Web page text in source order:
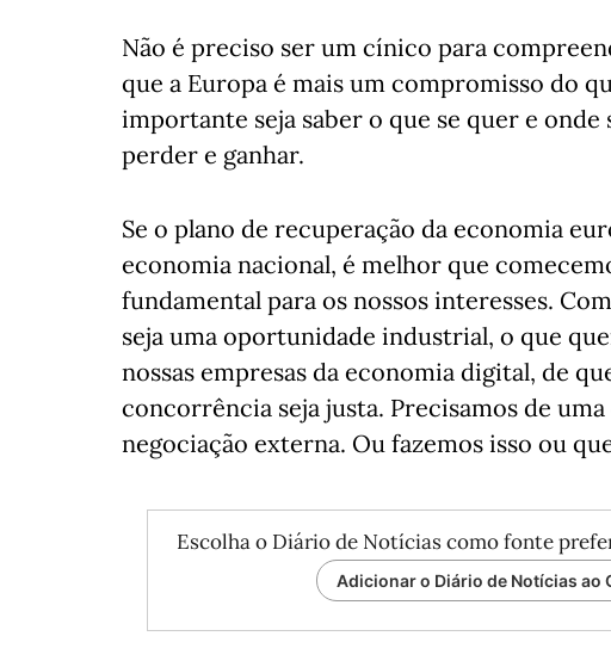
Não é preciso ser um cínico para
que a Europa é mais um compromisso do
importante seja saber o que se quer e onde
perder e ganhar.
Se o plano de recuperação da economia
economia nacional, é melhor que
fundamental para os nossos interesses.
seja uma oportunidade industrial, o que
nossas empresas da economia digital, de
concorrência seja justa. Precisamos de
negociação externa. Ou fazemos isso ou
Escolha o Diário de Notícias como fonte
Adicionar o Diário de Notícias ao